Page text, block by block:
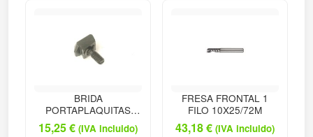
BRIDA
PORTAPLAQUITAS
TORNEADO
15,25€ (IVA incluido)
FRESA FRONTAL 1
FILO 10X25/72M
43,18€ (IVA incluido)